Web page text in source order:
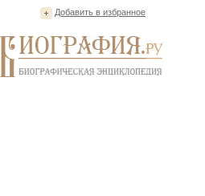
Добавить в избранное